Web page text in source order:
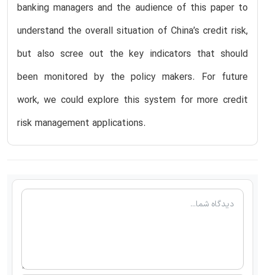
banking managers and the audience of this paper to
understand the overall situation of China’s credit risk,
but also scree out the key indicators that should
been monitored by the policy makers. For future
work, we could explore this system for more credit
risk management applications.